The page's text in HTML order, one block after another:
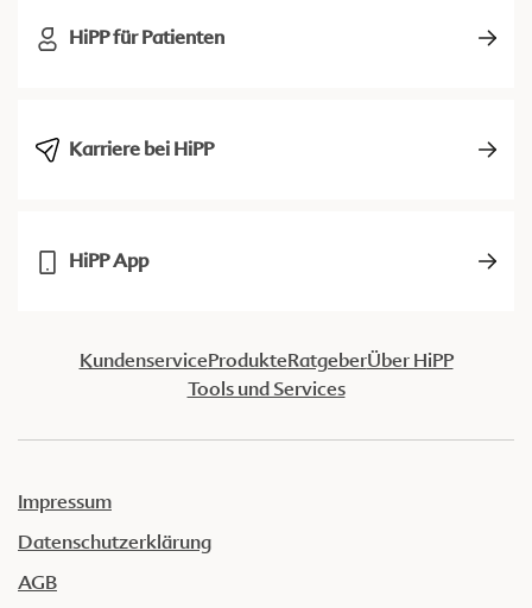
HiPP für Patienten
Karriere bei HiPP
HiPP App
KundenserviceProdukteRatgeberÜber HiPP
Tools und Services
Impressum
Datenschutzerklärung
AGB